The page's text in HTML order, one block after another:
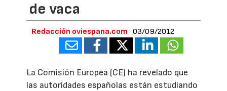
de vaca
Redacción oviespana.com 03/09/2012
La Comisión Europea (CE) ha revelado que
las autoridades españolas están estudiando